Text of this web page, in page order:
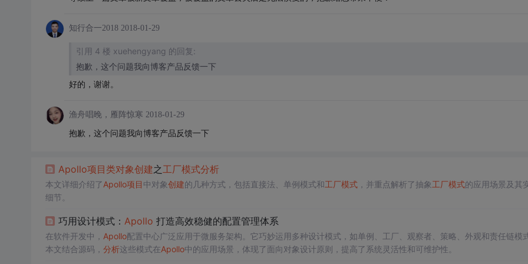
知行合一2018 2018-01-29
引用 4 楼 xuehengyang 的回复:
抱歉，这个问题我向博客产品反馈一下
好的，谢谢。
渔舟唱晚，雁阵惊寒 2018-01-29
抱歉，这个问题我向博客产品反馈一下
Apollo项目类对象创建之工厂模式分析
本文详细介绍了Apollo项目 中对象创建的几种方式，包括直接法、单例模式和工厂模式，并重点解析了抽象工厂模式的应用场景及其
细节。
巧用设计模式： Apollo 打造高效稳健的配置管理体系
在软件开发中， Apollo配置中心广泛应用于微服务架构。它巧妙运用多种设计模式，如单例、工厂、观察者、策略、外观和责任链模式
本文结合源码， 分析这些模式在Apollo中的应用场景，体现了面向对象设计原则，提高了系统灵活性和可维护性。